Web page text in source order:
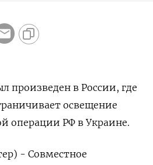
произведен в России, где
освещение
операции РФ в Украине.
- Совместное